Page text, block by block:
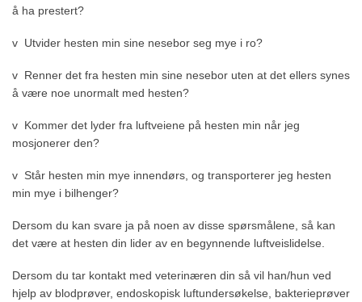
å ha prestert?
v Utvider hesten min sine nesebor seg mye i ro?
v Renner det fra hesten min sine nesebor uten at det ellers synes
å være noe unormalt med hesten?
v Kommer det lyder fra luftveiene på hesten min når jeg
mosjonerer den?
v Står hesten min mye innendørs, og transporterer jeg hesten
min mye i bilhenger?
Dersom du kan svare ja på noen av disse spørsmålene, så kan
det være at hesten din lider av en begynnende luftveislidelse.
Dersom du tar kontakt med veterinæren din så vil han/hun ved
hjelp av blodprøver, endoskopisk luftundersøkelse, bakterieprøver